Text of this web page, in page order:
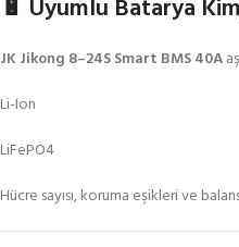
🔋 Uyumlu Batarya
JK Jikong 8–24S Smart BMS 40A
Li-Ion
LiFePO4
Hücre sayısı, koruma eşikleri ve